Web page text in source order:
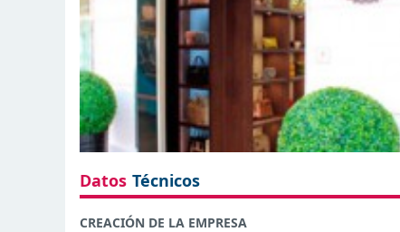
Datos Técnicos
CREACIÓN DE LA EMPRESA